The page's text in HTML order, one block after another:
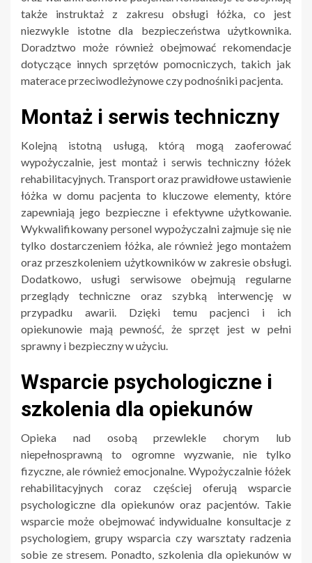
także instruktaż z zakresu obsługi łóżka, co jest
niezwykle istotne dla bezpieczeństwa użytkownika.
Doradztwo może również obejmować rekomendacje
dotyczące innych sprzętów pomocniczych, takich jak
materace przeciwodleżynowe czy podnośniki pacjenta.
Montaż i serwis techniczny
Kolejną istotną usługą, którą mogą zaoferować
wypożyczalnie, jest montaż i serwis techniczny łóżek
rehabilitacyjnych. Transport oraz prawidłowe ustawienie
łóżka w domu pacjenta to kluczowe elementy, które
zapewniają jego bezpieczne i efektywne użytkowanie.
Wykwalifikowany personel wypożyczalni zajmuje się nie
tylko dostarczeniem łóżka, ale również jego montażem
oraz przeszkoleniem użytkowników w zakresie obsługi.
Dodatkowo, usługi serwisowe obejmują regularne
przeglądy techniczne oraz szybką interwencję w
przypadku awarii. Dzięki temu pacjenci i ich
opiekunowie mają pewność, że sprzęt jest w pełni
sprawny i bezpieczny w użyciu.
Wsparcie psychologiczne i
szkolenia dla opiekunów
Opieka nad osobą przewlekle chorym lub
niepełnosprawną to ogromne wyzwanie, nie tylko
fizyczne, ale również emocjonalne. Wypożyczalnie łóżek
rehabilitacyjnych coraz częściej oferują wsparcie
psychologiczne dla opiekunów oraz pacjentów. Takie
wsparcie może obejmować indywidualne konsultacje z
psychologiem, grupy wsparcia czy warsztaty radzenia
sobie ze stresem. Ponadto, szkolenia dla opiekunów w